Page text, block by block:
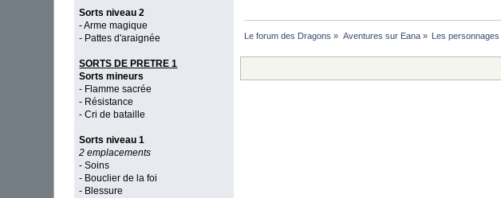
Sorts niveau 2
- Arme magique
- Pattes d'araignée
SORTS DE PRETRE 1
Sorts mineurs
- Flamme sacrée
- Résistance
- Cri de bataille
Sorts niveau 1
2 emplacements
- Soins
- Bouclier de la foi
- Blessure
Le forum des Dragons » Aventures sur Eana» Les personnages